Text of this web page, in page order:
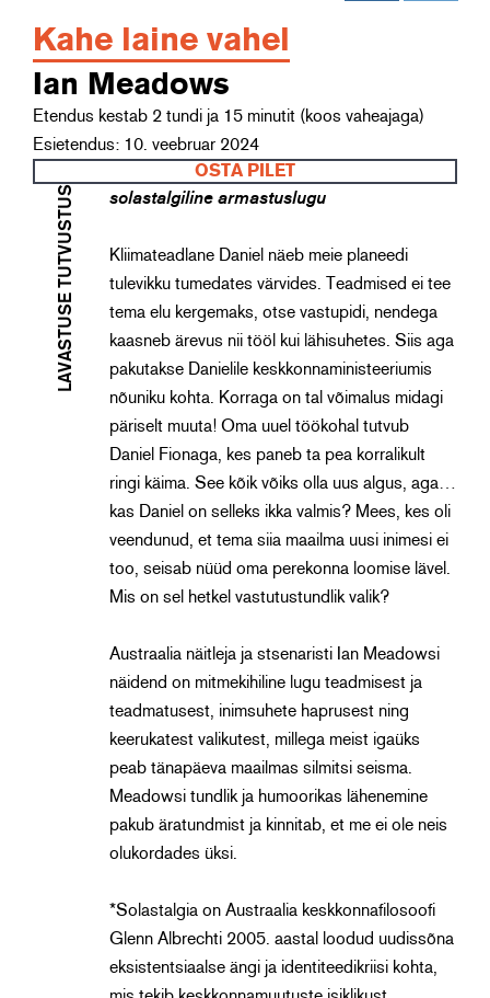
Kahe laine vahel
Ian Meadows
Etendus kestab 2 tundi ja 15 minutit (koos vaheajaga)
Esietendus: 10. veebruar 2024
OSTA PILET
LAVASTUSE TUTVUSTUS solastalgiline armastuslugu
Kliimateadlane Daniel näeb meie planeedi
tulevikku tumedates värvides. Teadmised ei tee
tema elu kergemaks, otse vastupidi, nendega
kaasneb ärevus nii tööl kui lähisuhetes. Siis aga
pakutakse Danielile keskkonnaministeeriumis
nõuniku kohta. Korraga on tal võimalus midagi
päriselt muuta! Oma uuel töökohal tutvub
Daniel Fionaga, kes paneb ta pea korralikult
ringi käima. See kõik võiks olla uus algus, aga…
kas Daniel on selleks ikka valmis? Mees, kes oli
veendunud, et tema siia maailma uusi inimesi ei
too, seisab nüüd oma perekonna loomise lävel.
Mis on sel hetkel vastutustundlik valik?
Austraalia näitleja ja stsenaristi Ian Meadowsi
näidend on mitmekihiline lugu teadmisest ja
teadmatusest, inimsuhete haprusest ning
keerukatest valikutest, millega meist igaüks
peab tänapäeva maailmas silmitsi seisma.
Meadowsi tundlik ja humoorikas lähenemine
pakub äratundmist ja kinnitab, et me ei ole neis
olukordades üksi.
*Solastalgia on Austraalia keskkonnafilosoofi
Glenn Albrechti 2005. aastal loodud uudissõna
eksistentsiaalse ängi ja identiteedikriisi kohta,